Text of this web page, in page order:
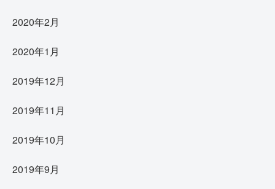
2020年2月
2020年1月
2019年12月
2019年11月
2019年10月
2019年9月